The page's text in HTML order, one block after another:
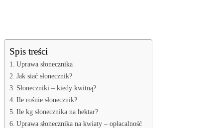
Spis treści
Uprawa słonecznika
Jak siać słonecznik?
Słoneczniki – kiedy kwitną?
Ile rośnie słonecznik?
Ile kg słonecznika na hektar?
Uprawa słonecznika na kwiaty – opłacalność